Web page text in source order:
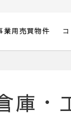
間計画エス
業用売買物件
庫・